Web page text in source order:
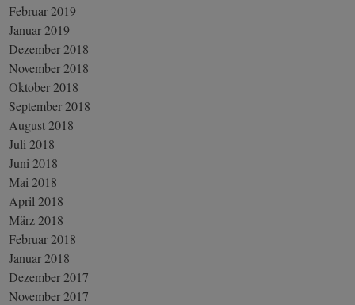
Februar 2019
Januar 2019
Dezember 2018
November 2018
Oktober 2018
September 2018
August 2018
Juli 2018
Juni 2018
Mai 2018
April 2018
März 2018
Februar 2018
Januar 2018
Dezember 2017
November 2017